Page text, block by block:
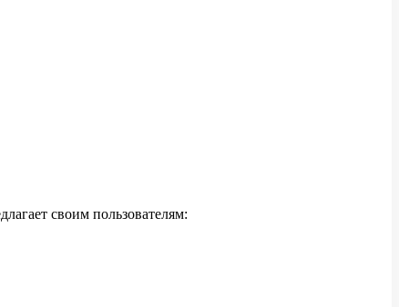
своим пользователям: